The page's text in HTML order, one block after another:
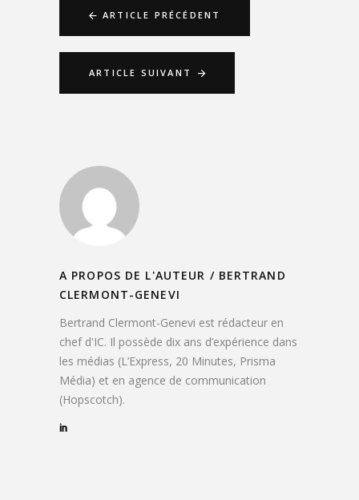
ARTICLE PRÉCÉDENT
ARTICLE SUIVANT
A PROPOS DE L'AUTEUR / BERTRAND
CLERMONT-GENEVI
Bertrand Clermont-Genevi est rédacteur en
chef d'IC. Il possède dix ans d’expérience dans
les médias (L’Express, 20 Minutes, Prisma
Média) et en agence de communication
(Hopscotch).